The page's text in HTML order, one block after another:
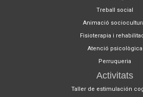
Treball social
Animació
Fisioterapia i
Atenció psicològica
Perruqueria
Activitats
Taller de estimulación